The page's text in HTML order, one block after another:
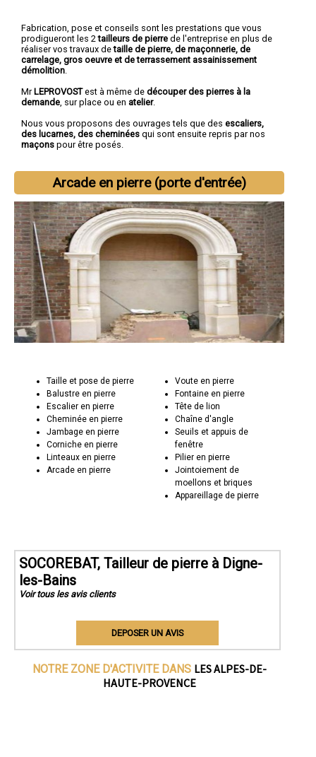
Fabrication, pose et conseils sont les prestations que vous
prodigueront les 2tailleurs de pierre de l'entreprise en plus de
réaliser vos travaux detaille de pierre, de maçonnerie, de
carrelage, gros oeuvre et de terrassement assainissement
démolition.
Mr LEPROVOSTest à même de découper des pierres à la
demande, sur place ou en atelier.
Nous vous proposons des ouvrages tels que des escaliers,
des lucarnes, des cheminées qui sont ensuite repris par nos
maçons pour être posés.
Arcade en pierre (porte d'entrée)
Taille et pose de pierre
Balustre en pierre
Escalier en pierre
Cheminée en pierre
Jambage en pierre
Corniche en pierre
Linteaux en pierre
Arcade en pierre
Voute en pierre
Fontaine en pierre
Tête de lion
Chaîne d'angle
Seuils et appuis de
fenêtre
Pilier en pierre
Jointoiement de
moellons et briques
Appareillage de pierre
SOCOREBAT, Tailleur de pierre à Digne-
les-Bains
Voir tous les avis clients
DEPOSER UN AVIS
NOTRE ZONE D'ACTIVITE DANS LES ALPES-DE-
HAUTE-PROVENCE